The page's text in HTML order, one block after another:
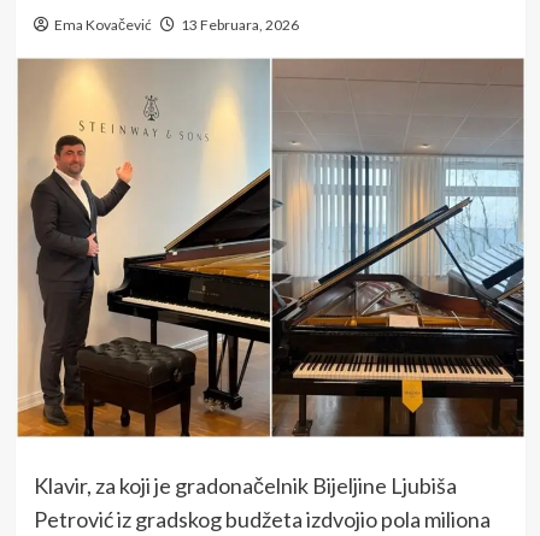
Ema Kovačević 13 Februara, 2026
Klavir, za koji je gradonačelnik Bijeljine Ljubiša
Petrović iz gradskog budžeta izdvojio pola miliona